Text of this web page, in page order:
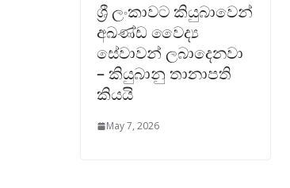
ශ්‍රී ලංකාවට කියුබාවෙන්
අඛණ්ඩ වෛද්‍ය
සේවාවන් ලබාදෙනවා
– කියුබානු තානාපති
කියයි
May 7, 2026